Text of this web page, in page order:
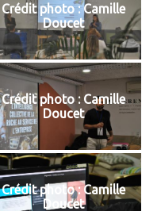
Crédit photo : Camille
Doucet
Crédit photo : Camille
Doucet
Crédit photo : Camille
Doucet